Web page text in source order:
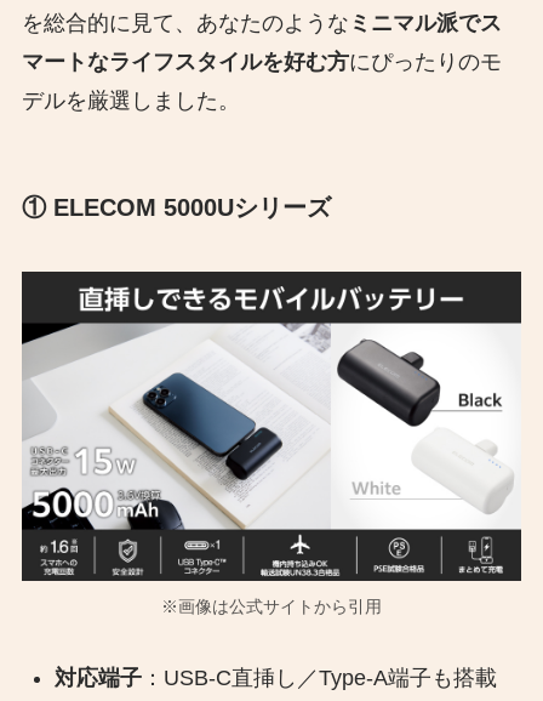
を総合的に見て、あなたのような ミニマル派でス
マートなライフスタイルを好む方にぴったりのモ
デルを厳選しました。
① ELECOM 5000Uシリーズ
※画像は公式サイトから引用
対応端子：USB-C直挿し／Type-A端子も搭載